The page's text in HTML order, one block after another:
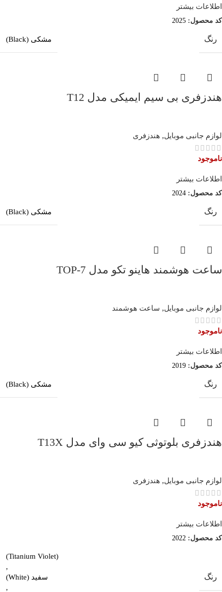
اطلاعات بیشتر
کد محصول: 2025
رنگ مشکی (Black)
هندزفری بی سیم ایمیکی مدل T12
لوازم جانبی موبایل, هندزفری
ناموجود
اطلاعات بیشتر
کد محصول: 2024
رنگ مشکی (Black)
ساعت هوشمند هاینو تکو مدل TOP-7
لوازم جانبی موبایل, ساعت هوشمند
ناموجود
اطلاعات بیشتر
کد محصول: 2019
رنگ مشکی (Black)
هندزفری بلوتوثی کیو سی وای مدل T13X
لوازم جانبی موبایل, هندزفری
ناموجود
اطلاعات بیشتر
کد محصول: 2022
رنگ
(Titanium Violet)
,
سفید (White)
,